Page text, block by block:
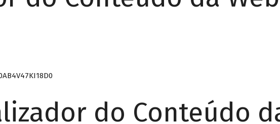
do Conteúdo